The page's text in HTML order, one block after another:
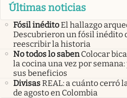
Últimas noticias
Fósil inéditoEl hallazgo
Descubrieron un fósil inédito
reescribir la historia
No todos lo saben Colocar
la cocina una vez por
sus beneficios
DivisasREAL: a cuánto cerró
de agosto en Colombia